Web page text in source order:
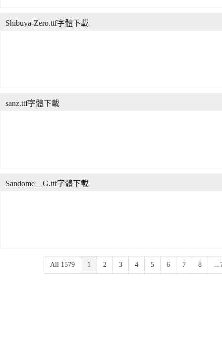
Shibuya-Zero.ttf字體下載
sanz.ttf字體下載
Sandome__G.ttf字體下載
All 1579 1 2 3 4 5 6 7 8